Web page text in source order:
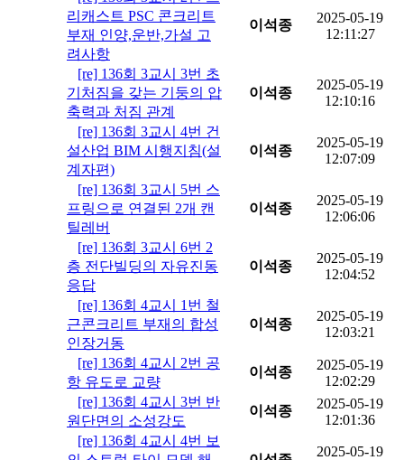
리캐스트 PSC 콘크리트
부재 인양,운반,가설 고
려사항
이석종
2025-05-19
12:11:27
[re] 136회 3교시 3번 초
기처짐을 갖는 기둥의 압
축력과 처짐 관계
이석종
2025-05-19
12:10:16
[re] 136회 3교시 4번 건
설산업 BIM 시행지침(설
계자편)
이석종
2025-05-19
12:07:09
[re] 136회 3교시 5번 스
프링으로 연결된 2개 캔
틸레버
이석종
2025-05-19
12:06:06
[re] 136회 3교시 6번 2
층 전단빌딩의 자유진동
응답
이석종
2025-05-19
12:04:52
[re] 136회 4교시 1번 철
근콘크리트 부재의 합성
인장거동
이석종
2025-05-19
12:03:21
[re] 136회 4교시 2번 공
항 유도로 교량
이석종
2025-05-19
12:02:29
[re] 136회 4교시 3번 반
원단면의 소성강도
이석종
2025-05-19
12:01:36
[re] 136회 4교시 4번 보
2025-05-19